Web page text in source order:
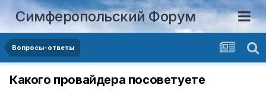
Симферопольский Форум
Вопросы-ответы
Какого провайдера посоветуете